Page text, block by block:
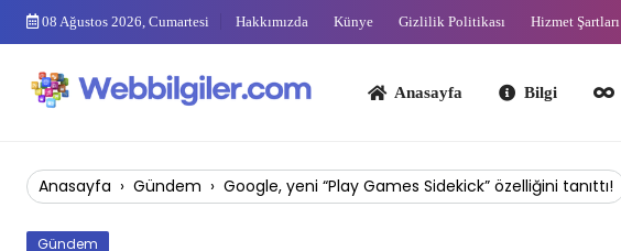
Skip
08 Ağustos 2026, Cumartesi Hakkımızda Künye Gizlilik Politikası Hizmet Şartları
Anasayfa Bilgi Genel
Anasayfa › Gündem › Google, yeni “Play Games Sidekick” özelliğini tanıttı!
Gündem